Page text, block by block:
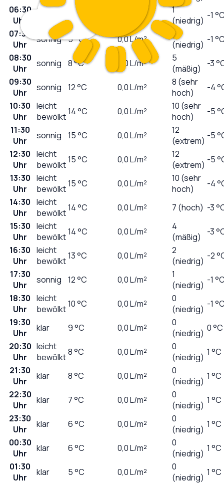
06:30
Uhr
°C L/m²
1
(niedrig) -1
07:30
Uhr
sonnig 5°C 0,0L/m²
2
(niedrig) -1
08:30
Uhr
sonnig 8°C 0,0L/m²
5
(mäßig)
-3
09:30
Uhr
sonnig 12°C 0,0L/m²
8 (sehr
hoch)
-4
10:30
Uhr
leicht
bewölkt14°C 0,0L/m²
10 (sehr
hoch)
-5
11:30
Uhr
sonnig 15°C 0,0L/m²
12
(extrem) -5
12:30
Uhr
leicht
bewölkt15°C 0,0L/m²
12
(extrem) -5
13:30
Uhr
leicht
bewölkt15°C 0,0L/m²
10 (sehr
hoch)
-4
14:30
Uhr
leicht
bewölkt14°C 0,0L/m² 7 (hoch) -3
15:30
Uhr
leicht
bewölkt14°C 0,0L/m²
4
(mäßig)
-3
16:30
Uhr
leicht
bewölkt13°C 0,0L/m²
2
(niedrig) -2
17:30
Uhr
sonnig 12°C 0,0L/m²
1
(niedrig) -1
18:30
Uhr
leicht
bewölkt10°C 0,0L/m²
0
(niedrig) -1
19:30
Uhr
klar 9°C 0,0L/m²
0
(niedrig) 0 °C
20:30
Uhr
leicht
bewölkt8°C 0,0L/m²
0
(niedrig) 1 °C
21:30
Uhr
klar 8°C 0,0L/m²
0
(niedrig) 1 °C
22:30
Uhr
klar 7°C 0,0L/m²
0
(niedrig) 1 °C
23:30
Uhr
klar 6°C 0,0L/m²
0
(niedrig) 1 °C
00:30
Uhr
klar 6°C 0,0L/m²
0
(niedrig) 1 °C
01:30
Uhr
klar 5°C 0,0L/m²
0
(niedrig) 1 °C